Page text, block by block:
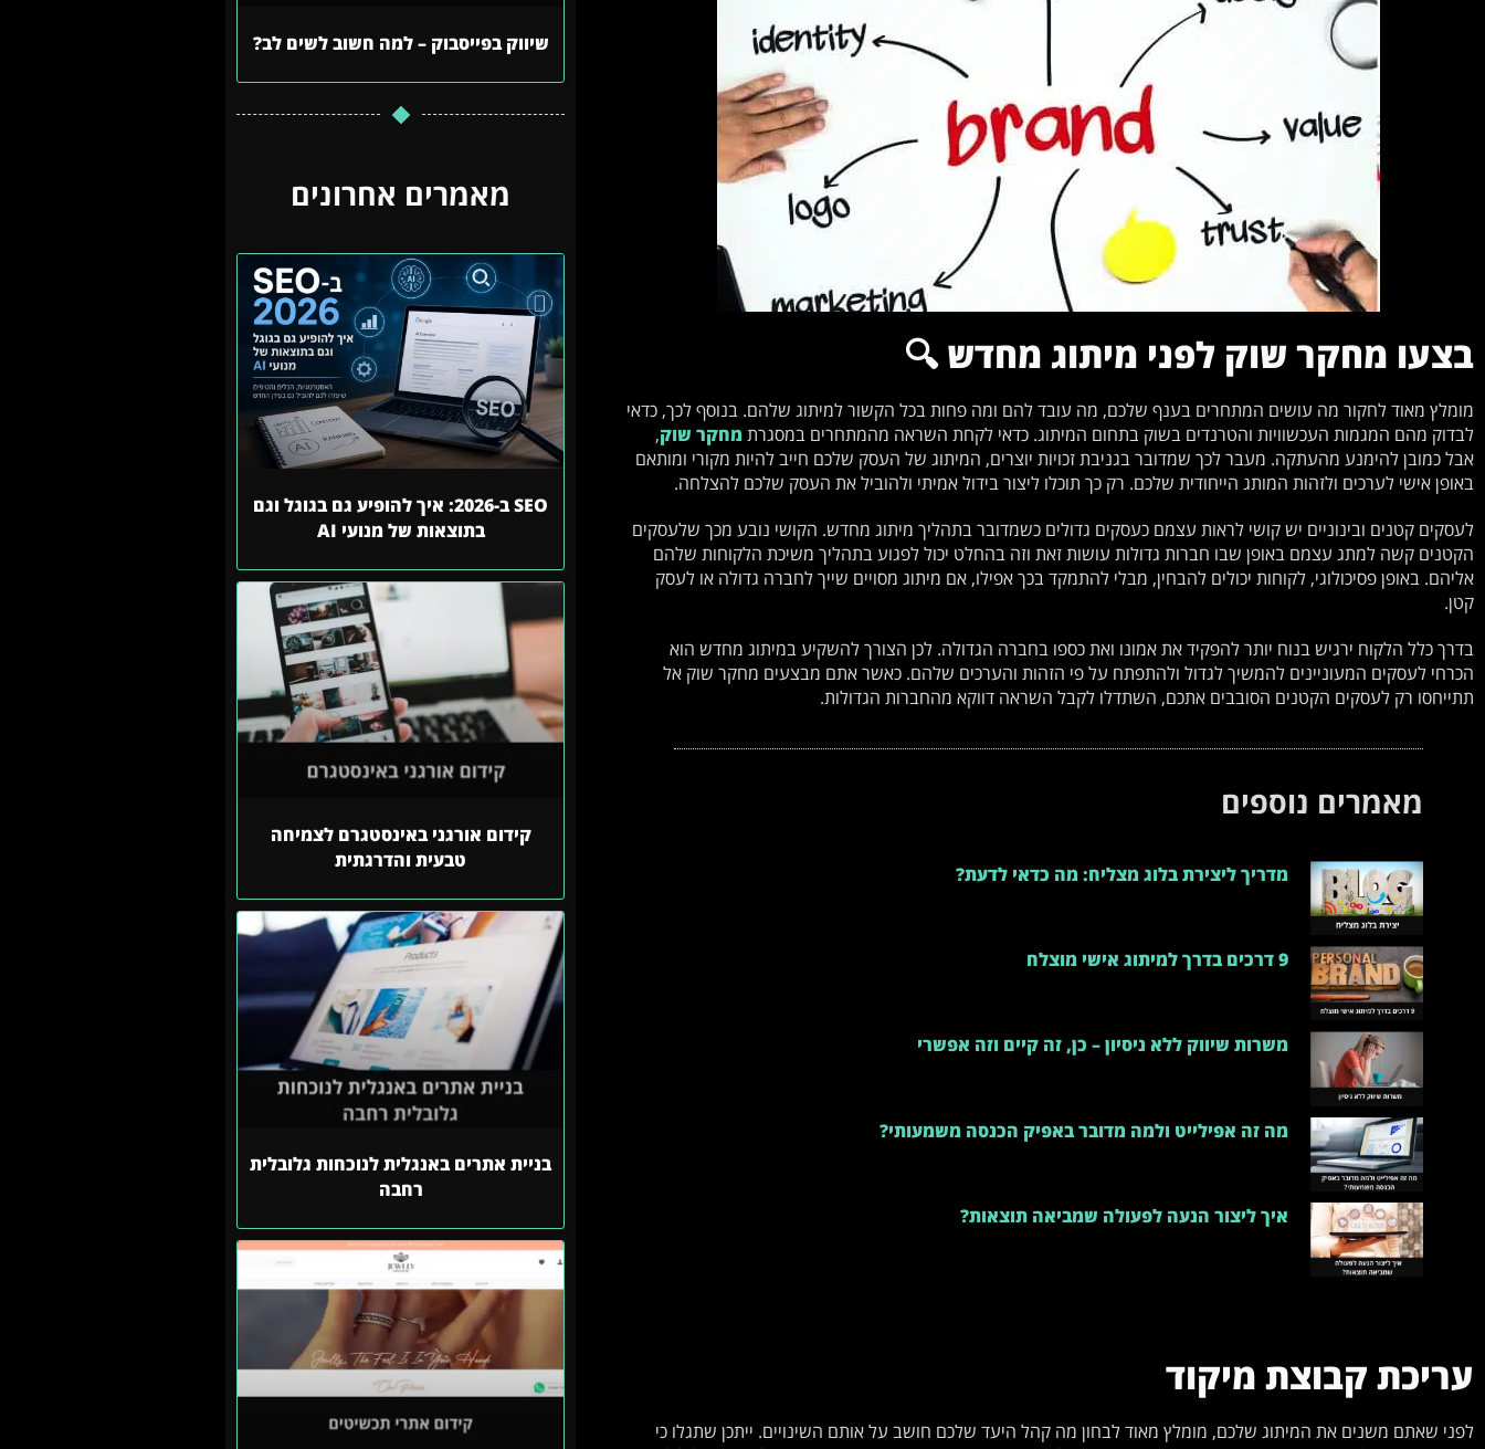
בצעו מחקר שוק לפני מיתוג מחדש 🔍
מומלץ מאוד לחקור מה עושים המתחרים בענף שלכם, מה עובד להם ומה פחות בכל הקשור למיתוג שלהם. בנוסף לכך, כדאי
לבדוק מהם המגמות העכשוויות והטרנדים בשוק בתחום המיתוג. כדאי לקחת השראה מהמתחרים במסגרתמחקר שוק,
אבל כמובן להימנע מהעתקה. מעבר לכך שמדובר בגניבת זכויות יוצרים, המיתוג של העסק שלכם חייב להיות מקורי ומותאם
באופן אישי לערכים ולזהות המותג הייחודית שלכם. רק כך תוכלו ליצור בידול אמיתי ולהוביל את העסק שלכם להצלחה.
לעסקים קטנים ובינוניים יש קושי לראות עצמם כעסקים גדולים כשמדובר בתהליך מיתוג מחדש. הקושי נובע מכך שלעסקים
הקטנים קשה למתג עצמם באופן שבו חברות גדולות עושות זאת וזה בהחלט יכול לפגוע בתהליך משיכת הלקוחות שלהם
אליהם. באופן פסיכולוגי, לקוחות יכולים להבחין, מבלי להתמקד בכך אפילו, אם מיתוג מסויים שייך לחברה גדולה או לעסק
קטן.
בדרך כלל הלקוח ירגיש בנוח יותר להפקיד את אמונו ואת כספו בחברה הגדולה. לכן הצורך להשקיע במיתוג מחדש הוא
הכרחי לעסקים המעוניינים להמשיך לגדול ולהתפתח על פי הזהות והערכים שלהם. כאשר אתם מבצעים מחקר שוק אל
תתייחסו רק לעסקים הקטנים הסובבים אתכם, השתדלו לקבל השראה דווקא מהחברות הגדולות.
מאמרים נוספים
מדריך ליצירת בלוג מצליח: מה כדאי לדעת?
9 דרכים בדרך למיתוג אישי מוצלח
משרות שיווק ללא ניסיון – כן, זה קיים וזה אפשרי
מה זה אפילייט ולמה מדובר באפיק הכנסה משמעותי?
איך ליצור הנעה לפעולה שמביאה תוצאות?
עריכת קבוצת מיקוד
לפני שאתם משנים את המיתוג שלכם, מומלץ מאוד לבחון מה קהל היעד שלכם חושב על אותם השינויים. ייתכן שתגלו כי
שיווק בפייסבוק – למה חשוב לשים לב?
מאמרים אחרונים
SEO ב-2026: איך להופיע גם בגוגל וגם
בתוצאות של מנועי AI
קידום אורגני באינסטגרם לצמיחה
טבעית והדרגתית
בניית אתרים באנגלית לנוכחות גלובלית
רחבה